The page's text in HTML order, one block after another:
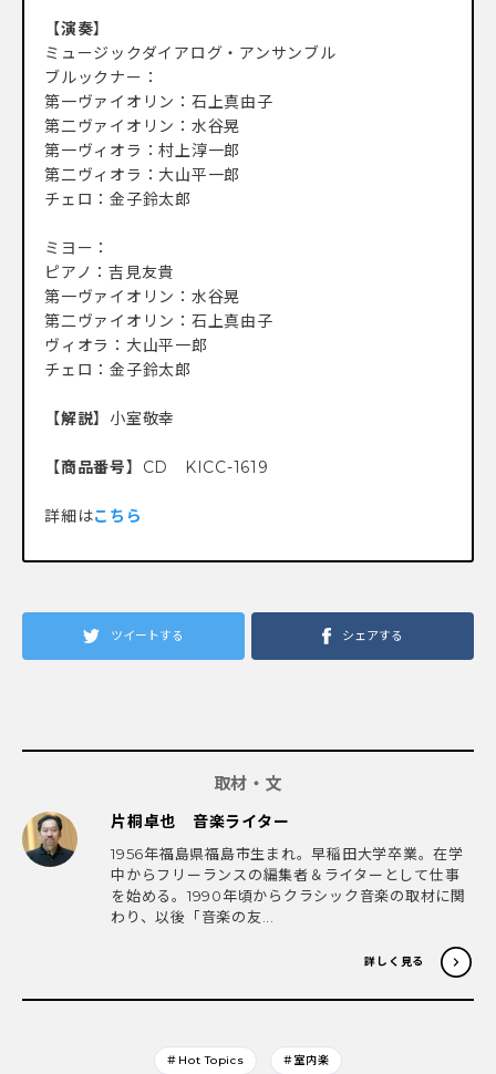
【演奏】
ミュージックダイアログ・アンサンブル
ブルックナー：
第一ヴァイオリン：石上真由子
第二ヴァイオリン：水谷晃
第一ヴィオラ：村上淳一郎
第二ヴィオラ：大山平一郎
チェロ：金子鈴太郎
ミヨー：
ピアノ：吉見友貴
第一ヴァイオリン：水谷晃
第二ヴァイオリン：石上真由子
ヴィオラ：大山平一郎
チェロ：金子鈴太郎
【解説】小室敬幸
【商品番号】CD KICC-1619
詳細はこちら
ツイートする シェアする
取材・文
片桐卓也 音楽ライター
1956年福島県福島市生まれ。早稲田大学卒業。在学
中からフリーランスの編集者＆ライターとして仕事
を始める。1990年頃からクラシック音楽の取材に関
わり、以後「音楽の友...
詳しく見る
＃Hot Topics ＃室内楽